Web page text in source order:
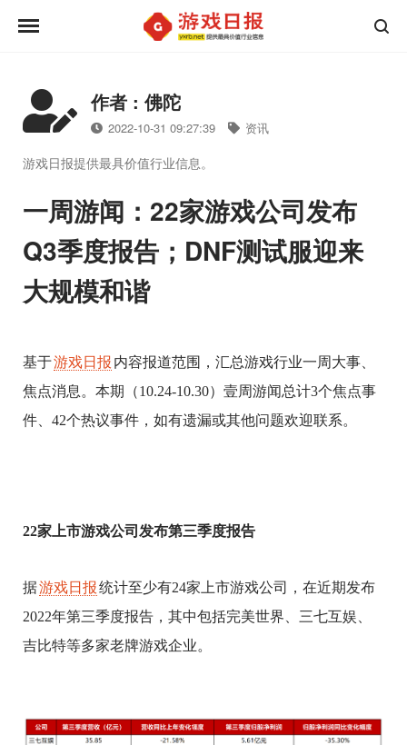
作者 : 佛陀
2022-10-31 09:27:39 资讯
游戏日报提供最具价值行业信息。
一周游闻：22家游戏公司发布
Q3季度报告；DNF测试服迎来
大规模和谐
基于游戏日报 内容报道范围，汇总游戏行业一周大事、
焦点消息。本期（10.24-10.30）壹周游闻总计3个焦点事
件、42个热议事件，如有遗漏或其他问题欢迎联系。
22家上市游戏公司发布第三季度报告
据游戏日报统计至少有24家上市游戏公司，在近期发布
2022年第三季度报告，其中包括完美世界、三七互娱、
吉比特等多家老牌游戏企业。